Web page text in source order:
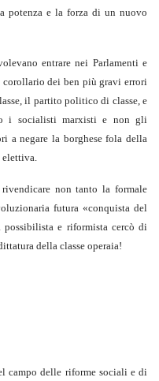
potenza e la forza di un nuovo
entrare nei Parlamenti e
dei ben più gravi errori
il partito politico di classe, e
i socialisti marxisti e non gli
a negare la borghese fola della
elettiva.
non tanto la formale
futura «conquista del
possibilista e riformista cercò di
della classe operaia!
campo delle riforme sociali e di